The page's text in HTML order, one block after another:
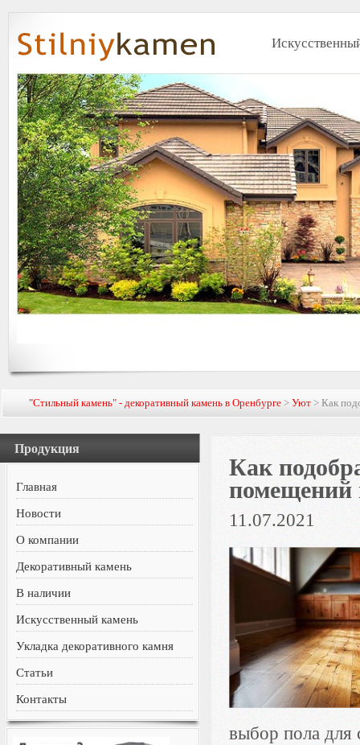
"Стильный камень" - декоративный камень в Оренбурге >Уют > Как
Продукция
Главная
Новости
О компании
Декоративный камень
В наличии
Искусственный камень
Укладка декоративного камня
Статьи
Контакты
Как
помещений
11.07.2021
выбор пола для